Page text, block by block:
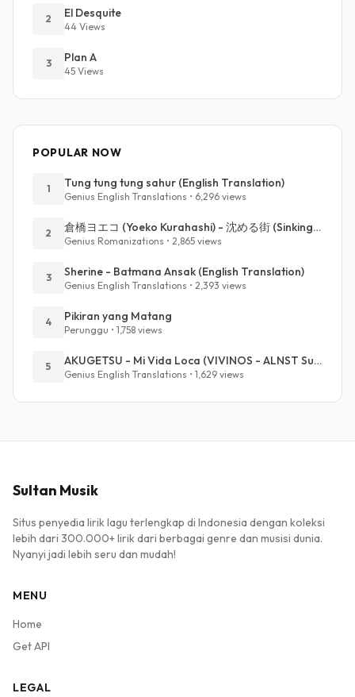
2 El Desquite
44 Views
3 Plan A
45 Views
POPULAR NOW
1 Tung tung tung sahur (English Translation)
Genius English Translations • 6,296 views
2 倉橋ヨエコ (Yoeko Kurahashi) - 沈める街 (Sinking Town) (Romanized)
Genius Romanizations • 2,865 views
3 Sherine - Batmana Ansak (English Translation)
Genius English Translations • 2,393 views
4 Pikiran yang Matang
Perunggu • 1,758 views
5 AKUGETSU - Mi Vida Loca (VIVINOS - ALNST Sub : Till Part.1)
Genius English Translations • 1,629 views
Sultan Musik
Situs penyedia lirik lagu terlengkap di Indonesia dengan koleksi
lebih dari 300.000+ lirik dari berbagai genre dan musisi dunia.
Nyanyi jadi lebih seru dan mudah!
MENU
Home
Get API
LEGAL